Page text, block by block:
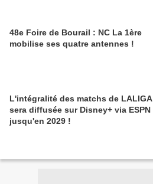
48e Foire de Bourail : NC La 1ère
mobilise ses quatre antennes !
L'intégralité des matchs de LALIGA
sera diffusée sur Disney+ via ESPN
jusqu'en 2029 !